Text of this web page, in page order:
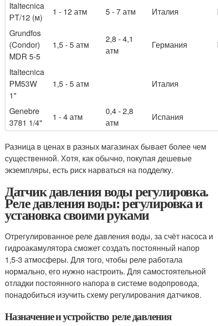
Italtecnica
РT/12 (м)
1 - 12 атм 5 - 7 атм Италия
Grundfos
(Condor)
MDR 5-5
1,5 - 5 атм
2,8 - 4,1
атм
Германия
Italtecnica
PM53W
1"
1,5 - 5 атм Италия
Genebre
3781 1/4"
1 - 4 атм
0,4 - 2,8
атм
Испания
Разница в ценах в разных магазинах бывает более чем
существенной. Хотя, как обычно, покупая дешевые
экземпляры, есть риск нарваться на подделку.
Датчик давления воды регулировка.
Реле давления воды: регулировка и
установка своими руками
Отрегулированное реле давления воды, за счёт насоса и
гидроакамулятора сможет создать постоянный напор
1,5-3 атмосферы. Для того, чтобы реле работала
нормально, его нужно настроить. Для самостоятельной
отладки постоянного напора в системе водопровода,
понадобиться изучить схему регулирования датчиков.
Назначение и устройство реле давления